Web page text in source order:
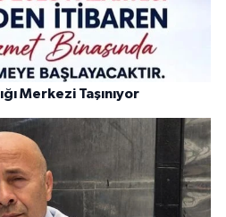
Merkezi Taşınıyor